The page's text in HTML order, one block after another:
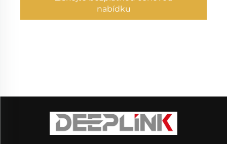
nabídku